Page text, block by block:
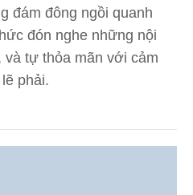
đám đông ngồi quanh
đón nghe những nội
và tự thỏa mãn với cảm
phải.